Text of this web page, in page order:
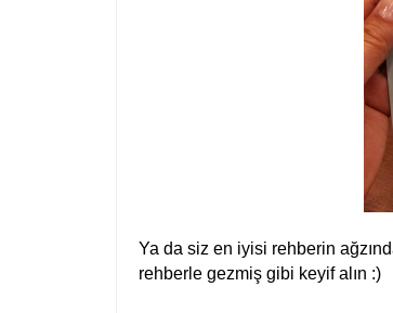
Ya da siz en iyisi rehberin
rehberle gezmiş gibi keyif alın :)